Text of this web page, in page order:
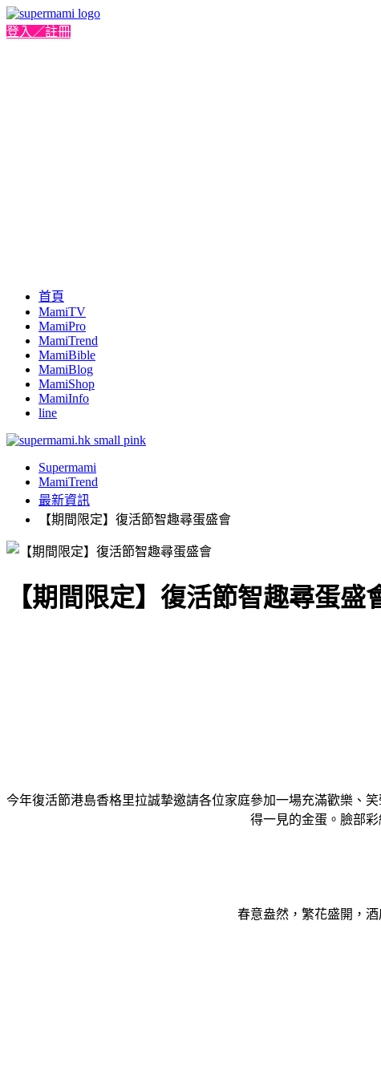
登入／註冊
首頁
MamiTV
MamiPro
MamiTrend
MamiBible
MamiBlog
MamiShop
MamiInfo
line
Supermami
MamiTrend
最新資訊
【期間限定】復活節智趣尋蛋盛會
【期間限定】復活節智趣尋蛋盛
今年復活節港島香格里拉誠摯邀請各位家庭參加一場充滿歡樂、
得一見的金蛋。臉部
春意盎然，繁花盛開，